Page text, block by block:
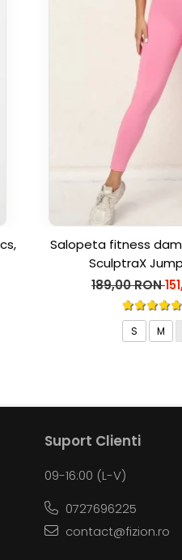
Salopeta fitness
SculptraX
189,00 RON
S
M
Suport Clienti
09-16:00 (L-V)
0727696225
contact@fizion.ro